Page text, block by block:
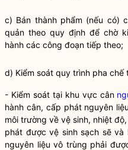
c) Bán thành phẩm (nếu có)
quản theo quy định để chờ
hành các công đoạn tiếp theo;
d) Kiểm soát quy trình pha chế
- Kiểm soát tại khu vực cân
hành cân, cấp phát nguyên
môi trường về vệ sinh, nhiệt
phát được vệ sinh sạch sẽ
nguyên liệu vô trùng phải